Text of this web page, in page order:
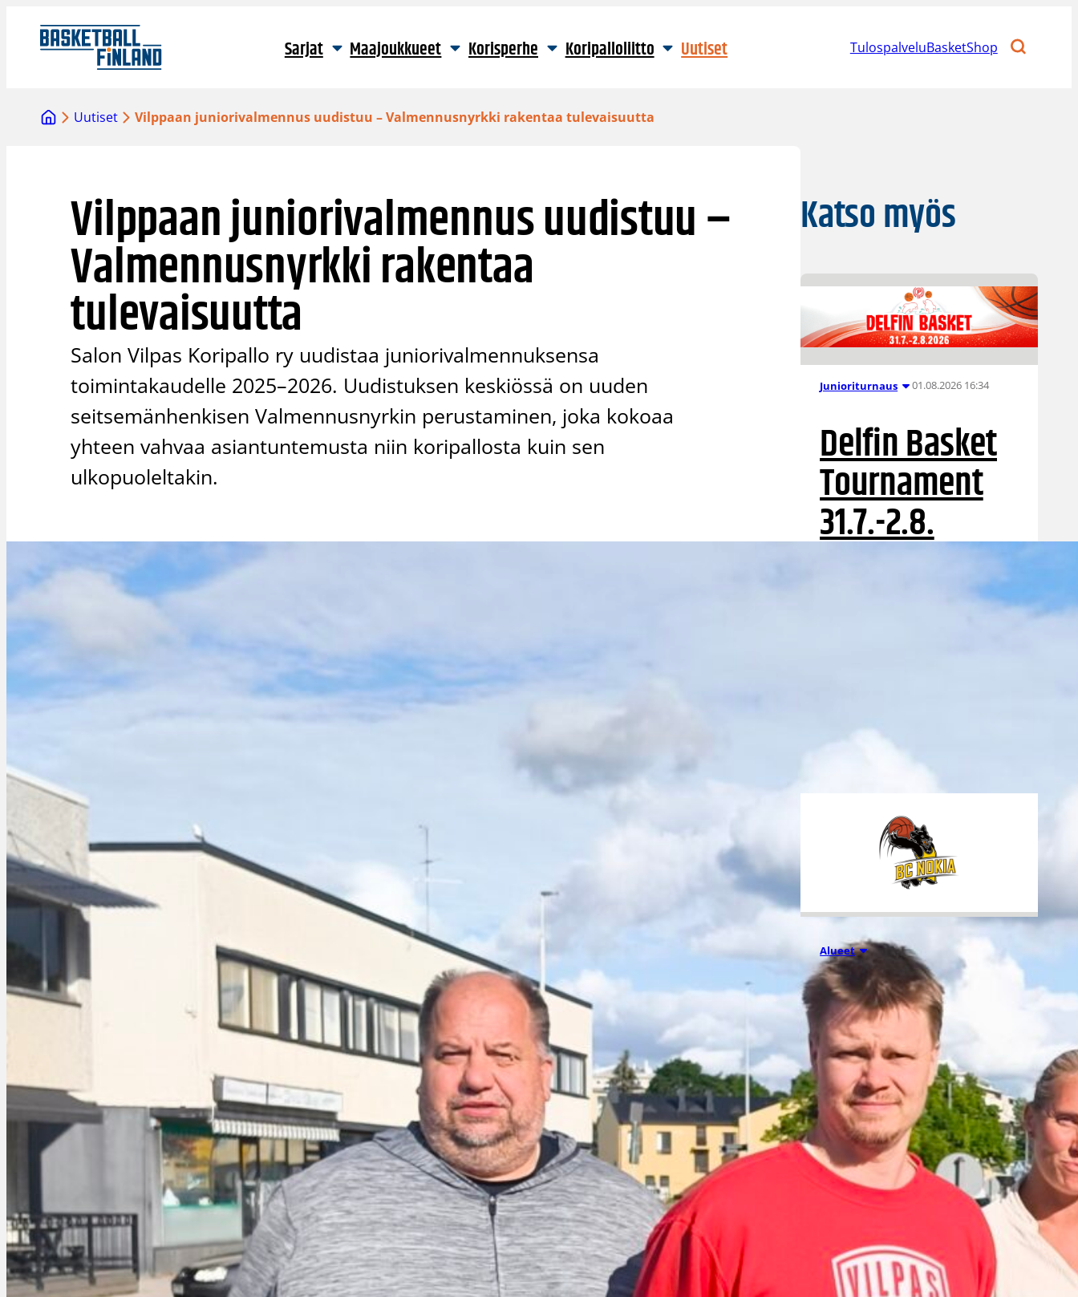
sisältöön
Sarjat Maajoukkueet Korisperhe Koripalloliitto Uutiset TulospalveluBasketShop
Uutiset Vilppaan juniorivalmennus uudistuu – Valmennusnyrkki rakentaa tulevaisuutta
Vilppaan juniorivalmennus uudistuu –
Valmennusnyrkki rakentaa
tulevaisuutta
Salon Vilpas Koripallo ry uudistaa juniorivalmennuksensa
toimintakaudelle 2025–2026. Uudistuksen keskiössä on uuden
seitsemänhenkisen Valmennusnyrkin perustaminen, joka kokoaa
yhteen vahvaa asiantuntemusta niin koripallosta kuin sen
ulkopuoleltakin.
Katso myös
Junioriturnaus 01.08.2026 16:34
Delfin Basket
Tournament
31.7.-2.8.
Tampereella
Suomesta kuin ulkomailta.
Alueet 01.08.2026 16:31
Mikko
Salminen BC
Nokian
toiminnanjoht
ajaksi
BC Nokian toiminnanjohtajana
toimii kauden 2026–2027 alusta
Mikko Salminen.